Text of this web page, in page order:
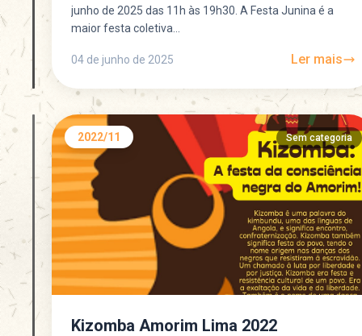
junho de 2025 das 11h às 19h30. A Festa Junina é a
maior festa coletiva...
04 de junho de 2025 Ler mais
2022/11 Sem categoria
Kizomba Amorim Lima 2022